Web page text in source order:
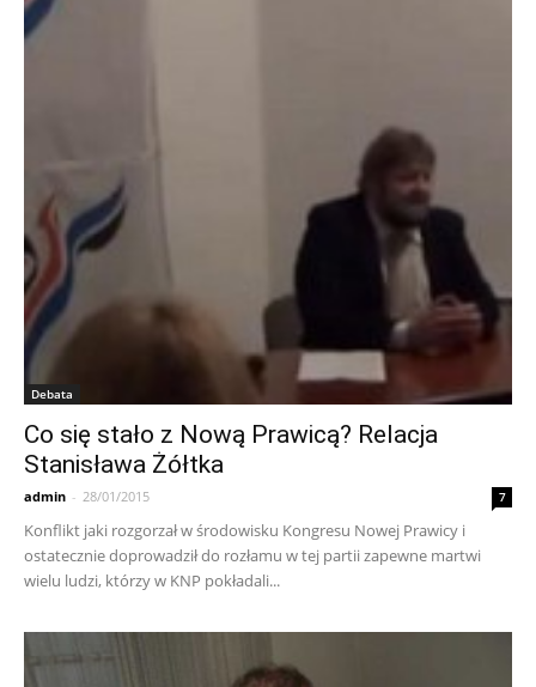
Debata
Co się stało z Nową Prawicą? Relacja
Stanisława Żółtka
admin - 28/01/2015 7
Konflikt jaki rozgorzał w środowisku Kongresu Nowej Prawicy i
ostatecznie doprowadził do rozłamu w tej partii zapewne martwi
wielu ludzi, którzy w KNP pokładali...